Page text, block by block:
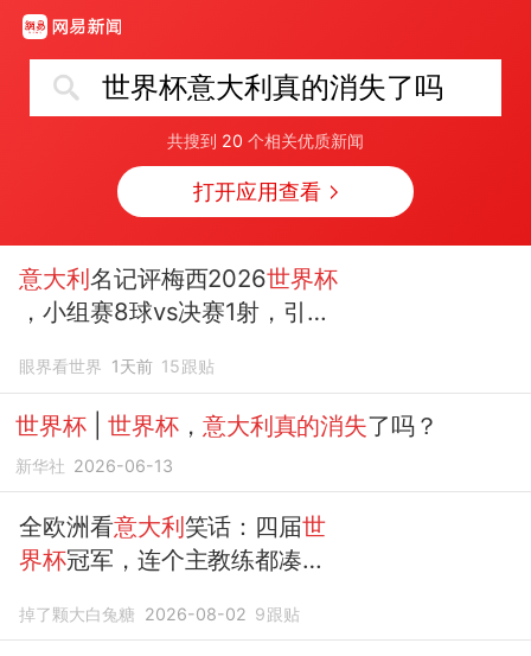
世界杯意大利真的消失了吗
共搜到 20 个相关优质新闻
打开应用查看
意大利名记评梅西2026世界杯
，小组赛8球vs决赛1射，引全
眼界看世界 1天前 15跟贴
世界杯|世界杯 ， 意大利真的消失了吗？
新华社 2026-06-13
全欧洲看意大利笑话：四届世
界杯冠军，连个主教练都凑不
掉了颗大白兔糖 2026-08-02 9跟贴